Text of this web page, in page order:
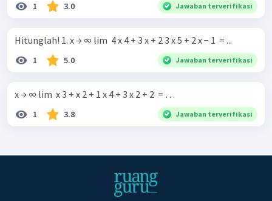
1 3.0 Jawaban terverifikasi
Hitunglah! 1. x → ∞ lim ​ 4 x 4 + 3 x + 2 3 x 5 + 2 x − 1 ​ = ...
1 5.0 Jawaban terverifikasi
x → ∞ lim ​ x 3 + x 2 + 1 x 4 + 3 x 2 + 2 ​ = …
1 3.8 Jawaban terverifikasi